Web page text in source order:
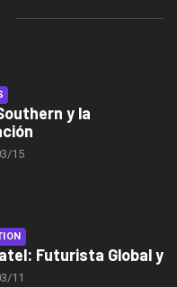
y la
15
Futurista Global y
11